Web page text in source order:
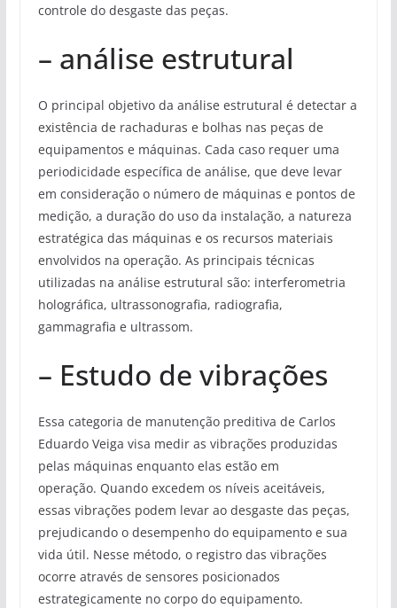
controle do desgaste das peças.
– análise estrutural
O principal objetivo da análise estrutural é detectar a
existência de rachaduras e bolhas nas peças de
equipamentos e máquinas. Cada caso requer uma
periodicidade específica de análise, que deve levar
em consideração o número de máquinas e pontos de
medição, a duração do uso da instalação, a natureza
estratégica das máquinas e os recursos materiais
envolvidos na operação. As principais técnicas
utilizadas na análise estrutural são: interferometria
holográfica, ultrassonografia, radiografia,
gammagrafia e ultrassom.
– Estudo de vibrações
Essa categoria de manutenção preditiva de Carlos
Eduardo Veiga visa medir as vibrações produzidas
pelas máquinas enquanto elas estão em
operação. Quando excedem os níveis aceitáveis,
essas vibrações podem levar ao desgaste das peças,
prejudicando o desempenho do equipamento e sua
vida útil. Nesse método, o registro das vibrações
ocorre através de sensores posicionados
estrategicamente no corpo do equipamento.